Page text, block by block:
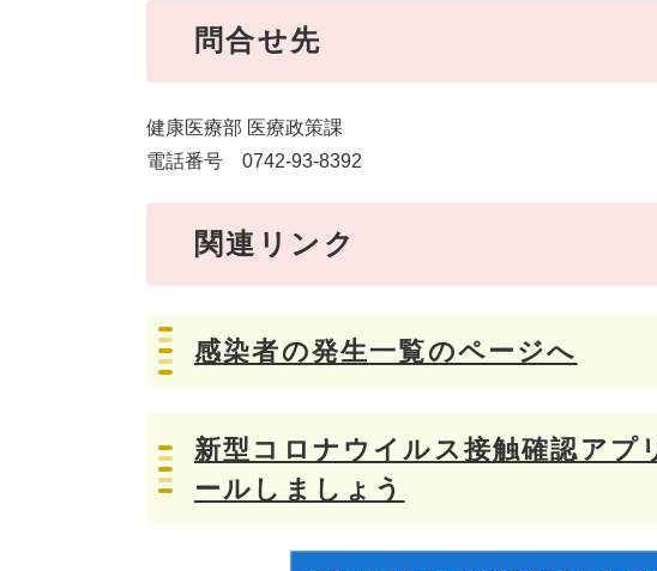
問合せ先
健康医療部 医療政策課
電話番号 0742-93-8392
関連リンク
感染者の発生一覧のページへ
新型コロナウイルス接触確認アプ
ールしましょう